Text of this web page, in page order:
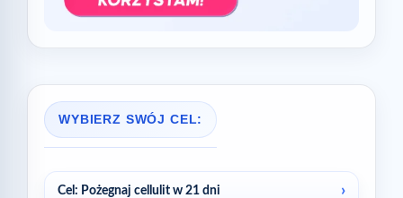
WYBIERZ SWÓJ CEL:
Cel: Pożegnaj cellulit w 21 dni